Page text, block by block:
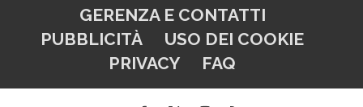
GERENZA E CONTATTI
PUBBLICITÀ
USO DEI COOKIE
PRIVACY
FAQ